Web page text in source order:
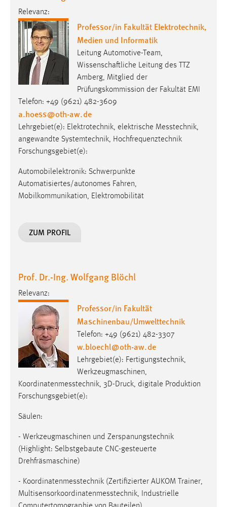
Relevanz:
Professor/in Fakultät Elektrotechnik,
Medien und Informatik
Leitung Automotive-Team,
Wissenschaftliche Leitung des TTZ
Amberg, Mitglied der
Prüfungskommission der Fakultät EMI
Telefon: +49 (9621) 482-3609
a.hoess@oth-aw.de
Lehrgebiet(e): Elektro­tech­nik, elek­trische Mess­technik,
angewandte Systemtechnik, Hochfrequenztechnik
Forschungsgebiet(e):
Automobilelektronik: Schwerpunkte
Automatisiertes/autonomes Fahren,
Mobilkommunikation, Elektromobilität
ZUM PROFIL
Prof. Dr.-Ing. Wolfgang Blöchl
Relevanz:
Professor/in Fakultät
Maschinenbau/Umwelttechnik
Telefon: +49 (9621) 482-3307
w.bloechl@oth-aw.de
Lehrgebiet(e): Fertigungstechnik,
Werkzeugmaschinen,
Koordinatenmesstechnik, 3D-Druck, digitale Produktion
Forschungsgebiet(e):
Säulen:
- Werkzeugmaschinen und Zerspanungstechnik
(Highlight: Selbstgebaute CNC-gesteuerte
Drehfräsmaschine)
- Koordinatenmesstechnik (Zertifizierter AUKOM Trainer,
Multisensorkoordinatenmesstechnik, Industrielle
Conversion-Tracking
Cookie Laufzeit:
3 Monate
Facebook Pixel
_fbp
Anbieter:
Facebook
Zweck:
Cookie Laufzeit:
3 Monate
EXTERNE MEDIEN
externen Medien Cookies gesetzt.
YouTube
Vimeo